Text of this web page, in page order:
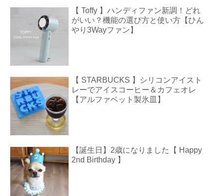
【 Toffy 】ハンディファン新調！どれ
がいい？機能の選び方と使い方【ひん
やり3Wayファン】
【 STARBUCKS 】シリコンアイスト
レーでアイスコーヒー＆カフェオレ
【アルファベット製氷皿】
【誕生日】2歳になりました【 Happy
2nd Birthday 】